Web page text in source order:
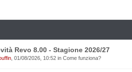
Revo 8.00 - Stagione 2026/27
, 01/08/2026, 10:52 in Come funziona?